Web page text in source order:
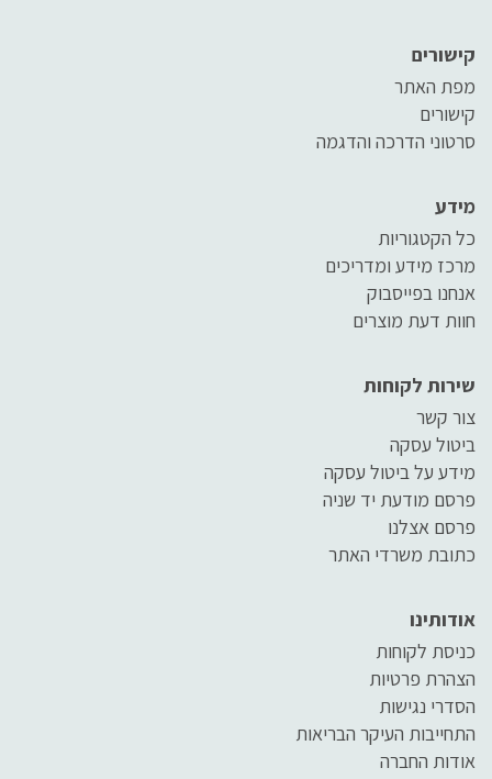
קישורים
מפת האתר
קישורים
סרטוני הדרכה והדגמה
מידע
כל הקטגוריות
מרכז מידע ומדריכים
אנחנו בפייסבוק
חוות דעת מוצרים
שירות לקוחות
צור קשר
ביטול עסקה
מידע על ביטול עסקה
פרסם מודעת יד שניה
פרסם אצלנו
כתובת משרדי האתר
אודותינו
כניסת לקוחות
הצהרת פרטיות
הסדרי נגישות
התחייבות העיקר הבריאות
אודות החברה